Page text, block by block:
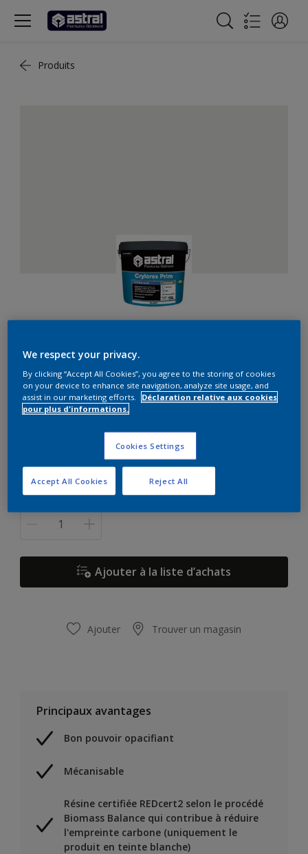
Produits
White
Disponible en 1 couleur
5 L
Quantité
Ajouter à la liste d’achats
Ajouter Trouver un magasin
Principaux avantages
Bon pouvoir opacifiant
Mécanisable
Résine certifiée REDcert2 selon le procédé
Biomass Balance qui contribue à réduire
l'empreinte carbone (uniquement le
produit en teinte blanche)
We respect your privacy.
By clicking “Accept All Cookies”, you agree to the storing of cookies
on your device to enhance site navigation, analyze site usage, and
assist in our marketing efforts.
Déclaration relative aux cookies
pour plus d'informations.
Cookies Settings
Reject All
Accept All Cookies